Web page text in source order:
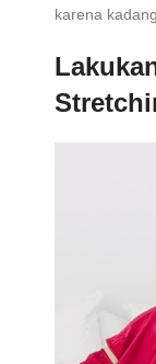
karena